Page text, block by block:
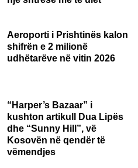
Aeroporti i Prishtinës kalon
shifrën e 2 milionë
udhëtarëve në vitin 2026
“Harper’s Bazaar” i
kushton artikull Dua Lipës
dhe “Sunny Hill”, vë
Kosovën në qendër të
vëmendjes